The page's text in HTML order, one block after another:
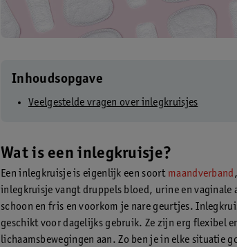
Inhoudsopgave
Veelgestelde vragen over inlegkruisjes
Wat is een inlegkruisje?
Een inlegkruisje is eigenlijk een soort maandverband
inlegkruisje vangt druppels bloed, urine en
schoon en fris en voorkom je nare geurtjes.
geschikt voor dagelijks gebruik. Ze zijn erg flexibel
lichaamsbewegingen aan. Zo ben je in elke situatie